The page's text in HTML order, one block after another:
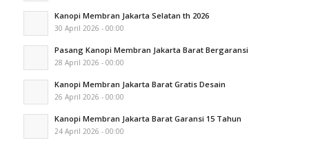
Kanopi Membran Jakarta Selatan th 2026
30 April 2026 - 00:00
Pasang Kanopi Membran Jakarta Barat Bergaransi
28 April 2026 - 00:00
Kanopi Membran Jakarta Barat Gratis Desain
26 April 2026 - 00:00
Kanopi Membran Jakarta Barat Garansi 15 Tahun
24 April 2026 - 00:00